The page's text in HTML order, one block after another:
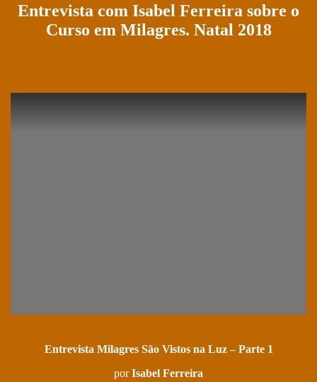
Entrevista com Isabel Ferreira sobre o
Curso em Milagres. Natal 2018
Entrevista Milagres São Vistos na Luz – Parte 1
porIsabel Ferreira